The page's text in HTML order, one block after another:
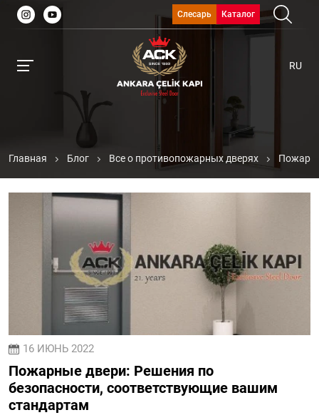
Слесарь Каталог
RU
Главная Блог Все о противопожарных дверях
16 ИЮНЬ 2022
Пожарные двери: Решения по
безопасности, соответствующие вашим
стандартам